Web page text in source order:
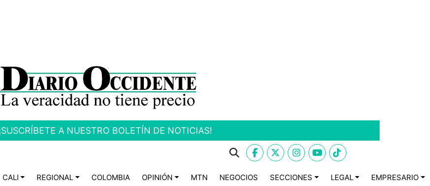
A NUESTRO BOLETÍN DE NOTICIAS!
CALI REGIONAL COLOMBIA OPINIÓN MTN NEGOCIOS SECCIONES LEGAL EMPRESARIO